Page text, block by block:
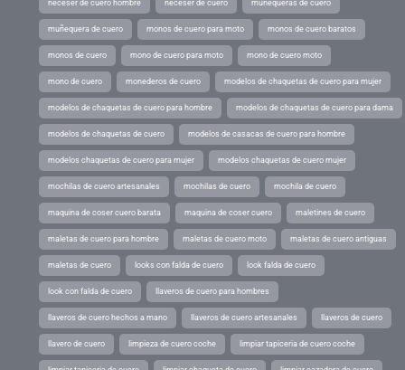
neceser de cuero hombre neceser de cuero muñequeras de cuero
muñequera de cuero monos de cuero para moto monos de cuero baratos
monos de cuero mono de cuero para moto mono de cuero moto
mono de cuero monederos de cuero modelos de chaquetas de cuero para mujer
modelos de chaquetas de cuero para hombre modelos de chaquetas de cuero para dama
modelos de chaquetas de cuero modelos de casacas de cuero para hombre
modelos chaquetas de cuero para mujer modelos chaquetas de cuero mujer
mochilas de cuero artesanales mochilas de cuero mochila de cuero
maquina de coser cuero barata maquina de coser cuero maletines de cuero
maletas de cuero para hombre maletas de cuero moto maletas de cuero antiguas
maletas de cuero looks con falda de cuero look falda de cuero
look con falda de cuero llaveros de cuero para hombres
llaveros de cuero hechos a mano llaveros de cuero artesanales llaveros de cuero
llavero de cuero limpieza de cuero coche limpiar tapiceria de cuero coche